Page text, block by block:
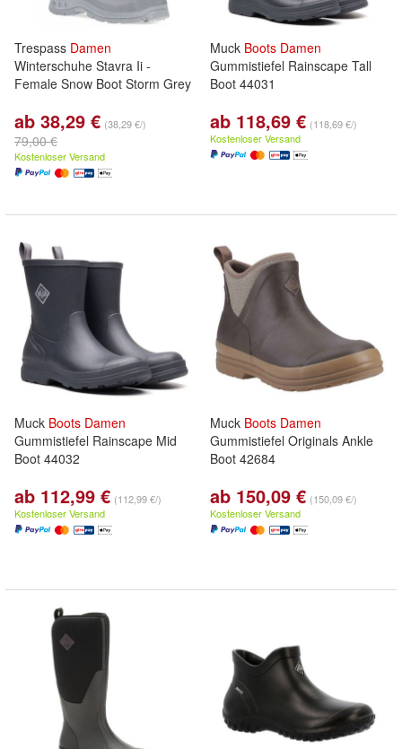
Trespass Damen
Winterschuhe Stavra Ii -
Female Snow Boot Storm Grey
ab 38,29 € (38,29 €/)
79,00 €
Kostenloser Versand
Muck Boots Damen
Gummistiefel Rainscape Tall
Boot 44031
ab 118,69 € (118,69 €/)
Kostenloser Versand
Muck Boots Damen
Gummistiefel Rainscape Mid
Boot 44032
ab 112,99 € (112,99 €/)
Kostenloser Versand
Muck Boots Damen
Gummistiefel Originals Ankle
Boot 42684
ab 150,09 € (150,09 €/)
Kostenloser Versand